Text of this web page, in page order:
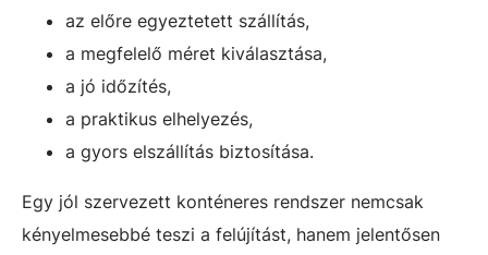
az előre egyeztetett szállítás,
a megfelelő méret kiválasztása,
a jó időzítés,
a praktikus elhelyezés,
a gyors elszállítás biztosítása.
Egy jól szervezett konténeres rendszer nemcsak
kényelmesebbé teszi a felújítást, hanem jelentősen